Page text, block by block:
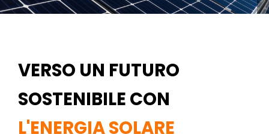
VERSO UN FUTURO
SOSTENIBILE CON
L'ENERGIA SOLARE